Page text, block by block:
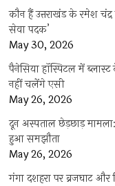
कौन हैं उत्तराखंड के रमेश चंद्र
सेवा पदक’
May 30, 2026
पैनेसिया हॉस्पिटल में
नहीं चलेंगे एसी
May 26, 2026
दून अस्पताल छेड़छाड़
हुआ समझौता
May 26, 2026
गंगा दशहरा पर ब्रजघाट